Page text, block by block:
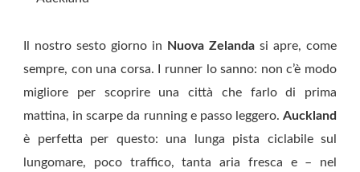
Il nostro sesto giorno in Nuova Zelanda si apre, come
sempre, con una corsa. I runner lo sanno: non c’è modo
migliore per scoprire una città che farlo di prima
mattina, in scarpe da running e passo leggero. Auckland
è perfetta per questo: una lunga pista ciclabile sul
lungomare, poco traffico, tanta aria fresca e – nel